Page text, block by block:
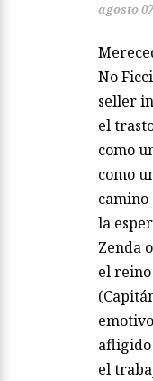
agosto
No
seller
el
como
como
la
Zenda
el
el